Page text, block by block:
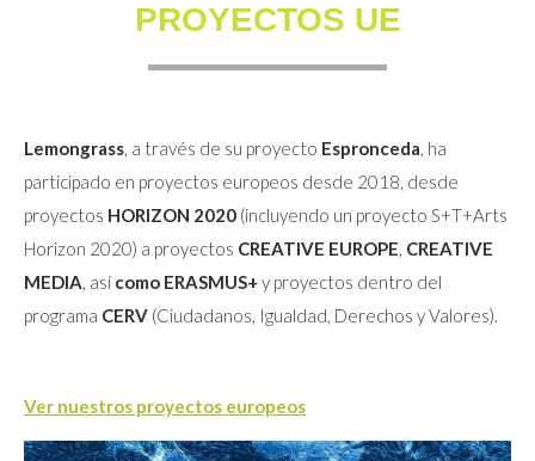
PROYECTOS UE
Lemongrass, a través de su proyecto Espronceda, ha
participado en proyectos europeos desde 2018, desde
proyectos HORIZON 2020 (incluyendo un proyecto S+T+Arts
Horizon 2020) a proyectos CREATIVE EUROPE, CREATIVE
MEDIA, así como ERASMUS+ y proyectos dentro del
programa CERV (Ciudadanos, Igualdad, Derechos y Valores).
Ver nuestros proyectos europeos